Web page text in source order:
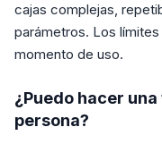
cajas complejas,
parámetros. Los
momento de uso.
¿Puedo hacer
persona?